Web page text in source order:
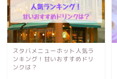
スタバメニューホット人気ラ
ンキング！甘いおすすめドリ
ンクは？